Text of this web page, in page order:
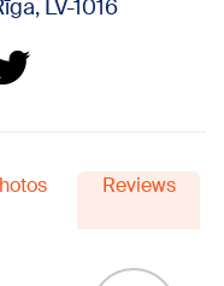
LV-1016
Reviews